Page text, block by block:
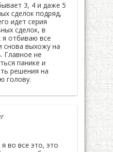
3, 4 и даже 5
сделок подряд,
идет серия
сделок, в
я отбиваю все
снова выхожу на
Главное не
панике и
решения на
голову.
во все это, это